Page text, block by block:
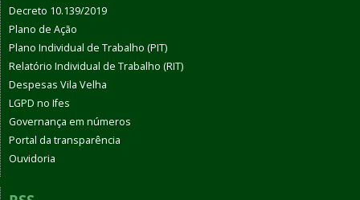
Decreto 10.139/2019
Plano de Ação
Plano Individual de Trabalho (PIT)
Relatório Individual de Trabalho (RIT)
Despesas Vila Velha
LGPD no Ifes
Governança em números
Portal da transparência
Ouvidoria